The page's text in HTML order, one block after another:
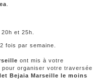
et 25h.
fois par semaine.
ont mis à votre
organiser votre traversée
Bejaia Marseille le moins